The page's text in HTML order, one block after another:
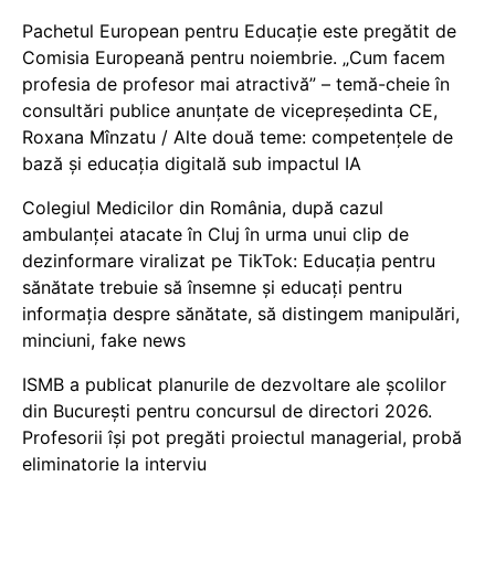
Pachetul European pentru Educație este pregătit de
Comisia Europeană pentru noiembrie. „Cum facem
profesia de profesor mai atractivă” – temă-cheie în
consultări publice anunțate de vicepreședinta CE,
Roxana Mînzatu / Alte două teme: competențele de
bază și educația digitală sub impactul IA
Colegiul Medicilor din România, după cazul
ambulanței atacate în Cluj în urma unui clip de
dezinformare viralizat pe TikTok: Educația pentru
sănătate trebuie să însemne și educați pentru
informația despre sănătate, să distingem manipulări,
minciuni, fake news
ISMB a publicat planurile de dezvoltare ale școlilor
din București pentru concursul de directori 2026.
Profesorii își pot pregăti proiectul managerial, probă
eliminatorie la interviu